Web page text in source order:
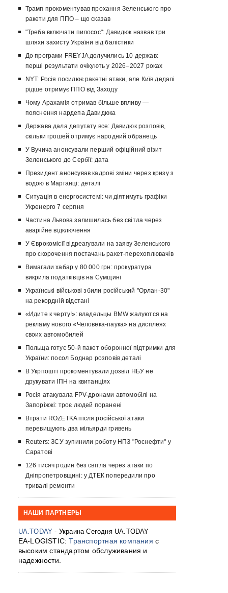
Трамп прокоментував прохання Зеленського про
ракети для ППО – що сказав
"Треба включати пилосос": Давидюк назвав три
шляхи захисту України від балістики
До програми FREYJA долучились 10 держав:
перші результати очікують у 2026–2027 роках
NYT: Росія посилює ракетні атаки, але Київ дедалі
рідше отримує ППО від Заходу
Чому Арахамія отримав більше впливу —
пояснення нардепа Давидюка
Держава дала депутату все: Давидюк розповів,
скільки грошей отримує народний обранець
У Вучича анонсували перший офіційний візит
Зеленського до Сербії: дата
Президент анонсував кадрові зміни через кризу з
водою в Марганці: деталі
Ситуація в енергосистемі: чи діятимуть графіки
Укренерго 7 серпня
Частина Львова залишилась без світла через
аварійне відключення
У Єврокомісії відреагували на заяву Зеленського
про скорочення постачань ракет-перехоплювачів
Вимагали хабар у 80 000 грн: прокуратура
викрила податківців на Сумщині
Українські військові збили російський "Орлан-30"
на рекордній відстані
«Идите к черту!»: владельцы BMW жалуются на
рекламу нового «Человека-паука» на дисплеях
своих автомобилей
Польща готує 50-й пакет оборонної підтримки для
України: посол Боднар розповів деталі
В Укрпошті прокоментували дозвіл НБУ не
друкувати ІПН на квитанціях
Росія атакувала FPV-дронами автомобілі на
Запоріжжі: троє людей поранені
Втрати ROZETKA після російської атаки
перевищують два мільярди гривень
Reuters: ЗСУ зупинили роботу НПЗ "Роснефти" у
Саратові
126 тисяч родин без світла через атаки по
Дніпропетровщині: у ДТЕК попередили про
тривалі ремонти
НАШИ ПАРТНЕРЫ
UA.TODAY - Украина Сегодня UA.TODAY
EA-LOGISTIC:Транспортная компания с
высоким стандартом обслуживания и
надежности.